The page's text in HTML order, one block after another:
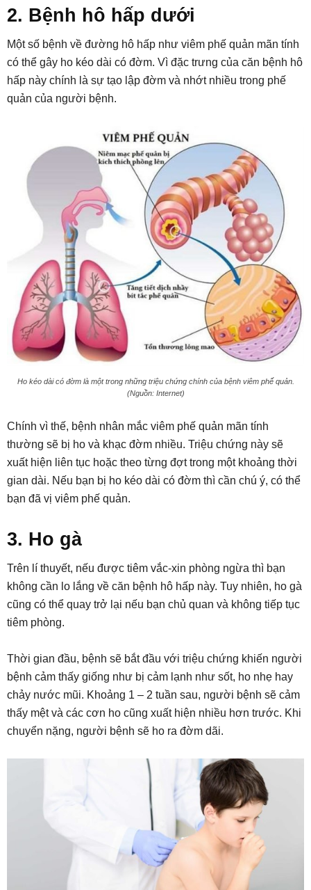
2. Bệnh hô hấp dưới
Một số bệnh về đường hô hấp như viêm phế quản mãn tính
có thể gây ho kéo dài có đờm. Vì đặc trưng của căn bệnh hô
hấp này chính là sự tạo lập đờm và nhớt nhiều trong phế
quản của người bệnh.
Ho kéo dài có đờm là một trong những triệu chứng chính của bệnh viêm phế quản.
(Nguồn: Internet)
Chính vì thế, bệnh nhân mắc viêm phế quản mãn tính
thường sẽ bị ho và khạc đờm nhiều. Triệu chứng này sẽ
xuất hiện liên tục hoặc theo từng đợt trong một khoảng thời
gian dài. Nếu bạn bị ho kéo dài có đờm thì cần chú ý, có thể
bạn đã vị viêm phế quản.
3. Ho gà
Trên lí thuyết, nếu được tiêm vắc-xin phòng ngừa thì bạn
không cần lo lắng về căn bệnh hô hấp này. Tuy nhiên, ho gà
cũng có thể quay trở lại nếu bạn chủ quan và không tiếp tục
tiêm phòng.
Thời gian đầu, bệnh sẽ bắt đầu với triệu chứng khiến người
bệnh cảm thấy giống như bị cảm lạnh như sốt, ho nhẹ hay
chảy nước mũi. Khoảng 1 – 2 tuần sau, người bệnh sẽ cảm
thấy mệt và các cơn ho cũng xuất hiện nhiều hơn trước. Khi
chuyển nặng, người bệnh sẽ ho ra đờm dãi.